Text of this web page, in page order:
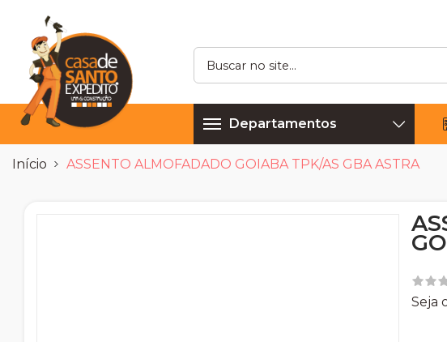
Departamentos
Início ASSENTO ALMOFADADO GOIABA TPK/AS GBA ASTRA
Seja